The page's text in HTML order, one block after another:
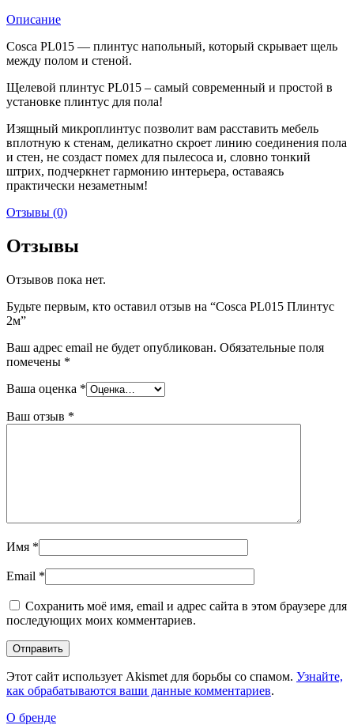
Описание
Cosca PL015 — плинтус напольный, который скрывает щель
между полом и стеной.
Щелевой плинтус PL015 – самый современный и простой в
установке плинтус для пола!
Изящный микроплинтус позволит вам расставить мебель
вплотную к стенам, деликатно скроет линию соединения пола
и стен, не создаст помех для пылесоса и, словно тонкий
штрих, подчеркнет гармонию интерьера, оставаясь
практически незаметным!
Отзывы (0)
Отзывы
Отзывов пока нет.
Будьте первым, кто оставил отзыв на “Cosca PL015 Плинтус
2м”
Ваш адрес email не будет опубликован. Обязательные поля
помечены *
Ваша оценка *
Ваш отзыв *
Имя *
Email *
Сохранить моё имя, email и адрес сайта в этом браузере для
последующих моих комментариев.
Этот сайт использует Akismet для борьбы со спамом. Узнайте,
как обрабатываются ваши данные комментариев.
О бренде